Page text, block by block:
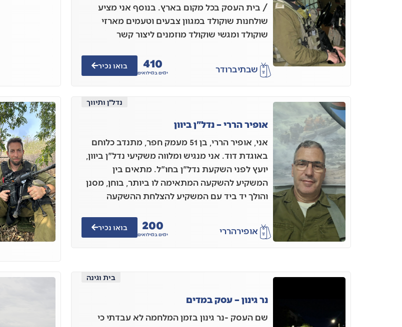
/ בית העסק בכל מקום בארץ. בנוסף אני מציע
שולחנות שוקולד במגוון צבעים וטעמים מארזי
שוקולד ומגשי שוקולד מוזמנים ליצור קשר
שבתיברודר ימים במילואים
410 בואו נכיר
נדל״ן ותיווך
אופיר הררי – נדל"ן ביוון
אני, אופיר הררי, בן 51 מעמק חפר, מתנדב כלוחם
באוגדת דוד. אני מנגיש ומלווה משקיעי נדל"ן ביוון,
יועץ לפני השקעת נדל"ן בחו"ל. מתאים בין
המשקיע להשקעה המתאימה לו ביותר, בוחן, מסנן
והולך יד ביד עם המשקיע להצלחת ההשקעה
אופירהררי ימים במילואים
200 בואו נכיר
בית וגינה
נר גינון – עסק במדים
שם העסק -נר גינון בזמן המלחמה לא עבדתי כי